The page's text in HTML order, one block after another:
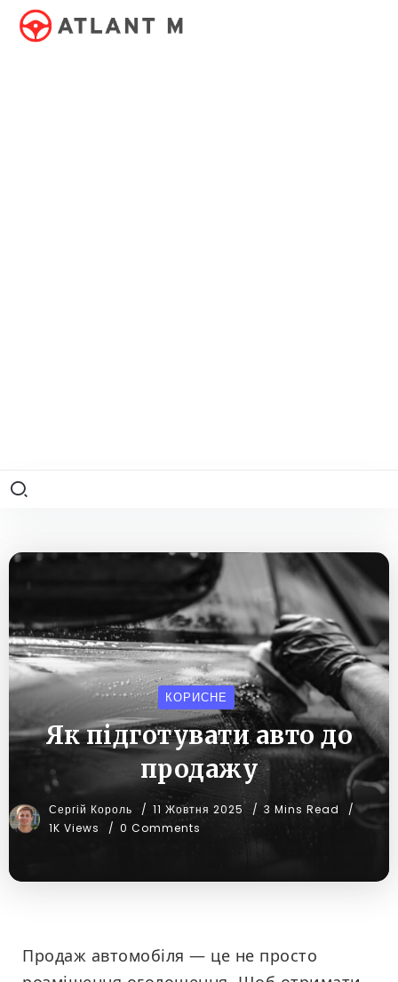
КОРИСНЕ
Як підготувати авто до
продажу
Сергій Король 11 Жовтня 2025
3 Mins Read
1K Views
0 Comments
Продаж автомобіля — це не просто